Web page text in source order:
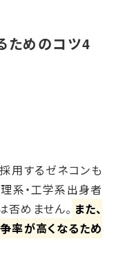
ためのコツ4
用するゼネコンも
系・工学系出身者
否めません。 また、
率が高くなるため